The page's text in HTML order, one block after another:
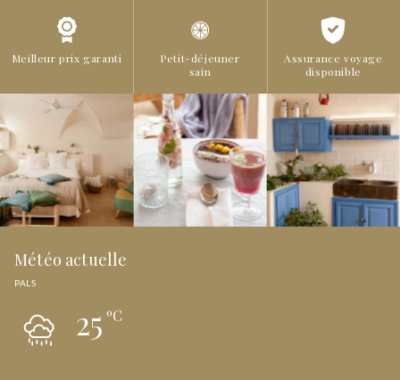
Meilleur prix garanti
Petit-déjeuner
sain
Assurance voyage
disponible
Météo actuelle
PALS
25ºC